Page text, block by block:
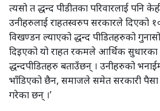
त्यसो त द्धन्द पीडीतका परिवारलाई पनि
उनीहरुलाई राहतस्वरुप सरकारले दिएको
विखण्डन ल्याएको द्धन्द पीडितहरुको
दिइएको यो राहत रकमले आर्थिक
द्धन्दपीडितहरु बताउँछन् । उनीहरुको
भाँडिएको छैन, समाजले समेत सरकारी पैसा
गरेका छन् ।’